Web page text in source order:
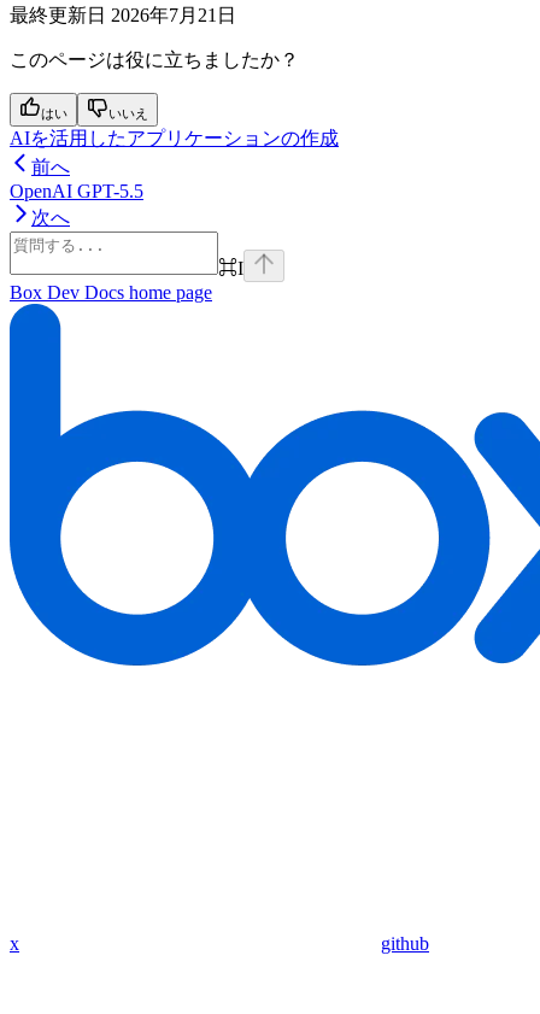
最終更新日 2026年7月21日
このページは役に立ちましたか？
はい いいえ
AIを活用したアプリケーションの作成
前へ
OpenAI GPT-5.5
次へ
⌘I
Box Dev Docs home page
x github